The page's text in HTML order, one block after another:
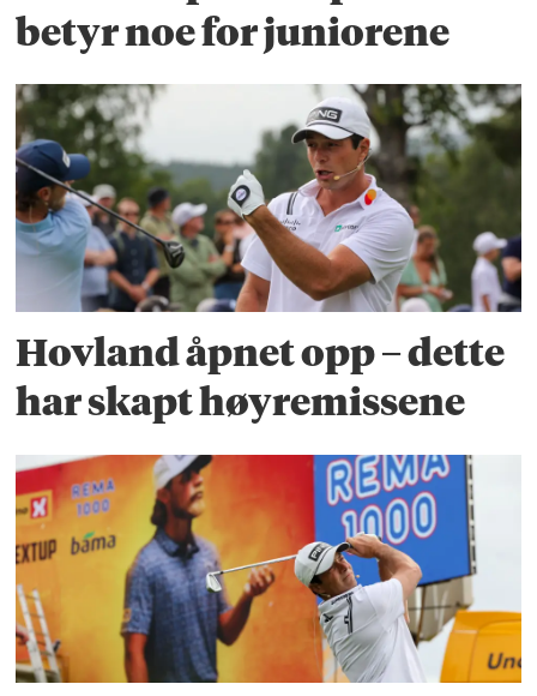
betyr noe for juniorene
Hovland åpnet opp – dette
har skapt høyremissene